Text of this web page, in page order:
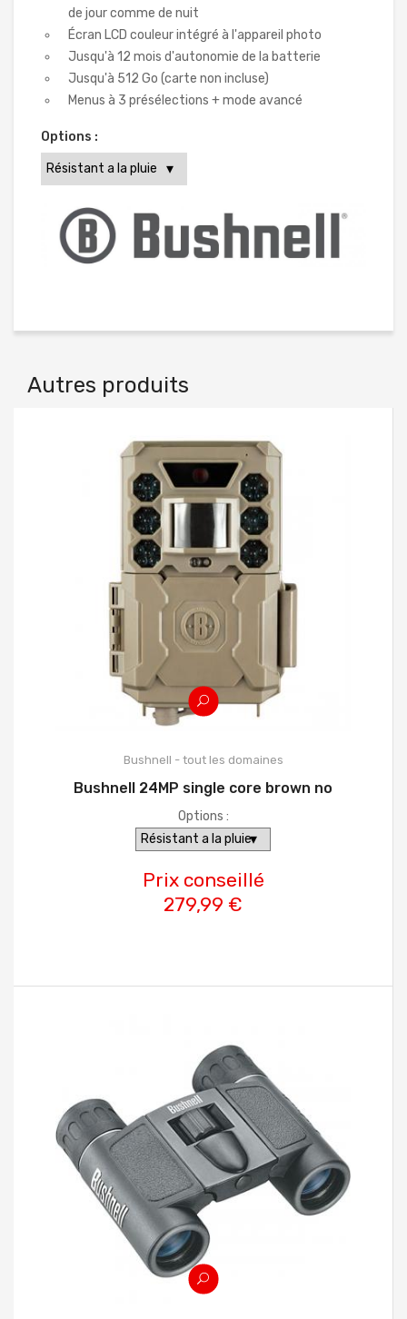
de jour comme de nuit
Écran LCD couleur intégré à l'appareil photo
Jusqu'à 12 mois d'autonomie de la batterie
Jusqu'à 512 Go (carte non incluse)
Menus à 3 présélections + mode avancé
Options :
Autres produits
Bushnell - tout les domaines
Bushnell 24MP single core brown no
Options :
Prix conseillé
279,99 €